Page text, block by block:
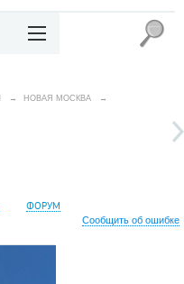
→ НОВАЯ МОСКВА
→
ФОРУМ
Сообщить об ошибке